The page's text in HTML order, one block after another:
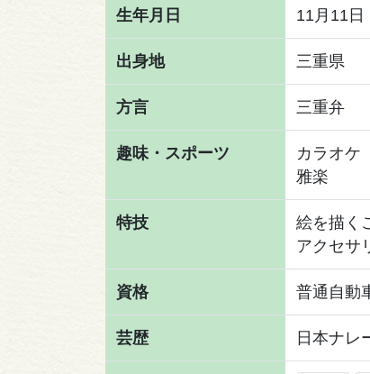
生年月日 11月11日
出身地 三重県
方言 三重弁
趣味・スポーツ
カラオケ
雅楽
特技
絵を描く
アクセサ
資格 普通自動
芸歴 日本ナレ